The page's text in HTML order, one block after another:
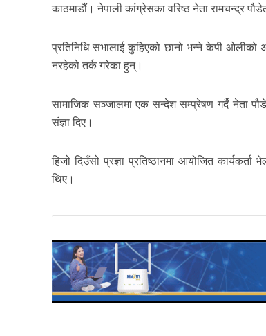
काठमाडौं। नेपाली कांग्रेसका वरिष्ठ नेता रामचन्द्र
प्रतिनिधि सभालाई कुहिएको छानो भन्ने केपी ओलीको
नरहेको तर्क गरेका हुन्।
सामाजिक सञ्जालमा एक सन्देश सम्प्रेषण गर्दै नेता
संज्ञा दिए।
हिजो दिउँसो प्रज्ञा प्रतिष्ठानमा आयोजित
थिए।